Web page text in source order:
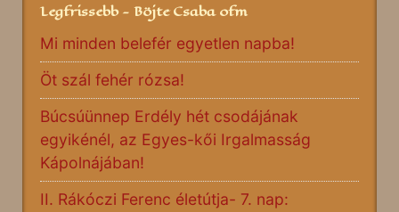
Legfrissebb - Böjte Csaba ofm
Mi minden belefér egyetlen napba!
Öt szál fehér rózsa!
Búcsúünnep Erdély hét csodájának
egyikénél, az Egyes-kői Irgalmasság
Kápolnájában!
II. Rákóczi Ferenc életútja- 7. nap: